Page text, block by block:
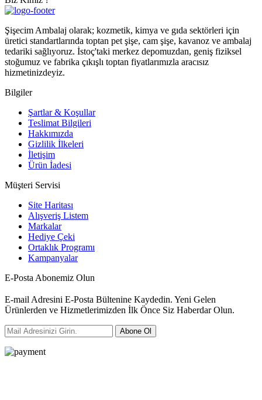
Şişecim Ambalaj olarak; kozmetik, kimya ve gıda sektörleri için
üretici standartlarında toptan pet şişe, cam şişe, kavanoz ve ambalaj
tedariki sağlıyoruz. İstoç'taki merkez depomuzdan, geniş fiziksel
stoğumuz ve fabrika çıkışlı toptan fiyatlarımızla aracısız
hizmetinizdeyiz.
Bilgiler
Şartlar & Koşullar
Teslimat Bilgileri
Hakkımızda
Gizlilik İlkeleri
İletişim
Ürün İadesi
Müşteri Servisi
Site Haritası
Alışveriş Listem
Markalar
Hediye Çeki
Ortaklık Programı
Kampanyalar
E-Posta Abonemiz Olun
E-mail Adresini E-Posta Bültenine Kaydedin. Yeni Gelen
Ürünlerden ve Hizmetlerimizden İlk Önce Siz Haberdar Olun.
Abone Ol